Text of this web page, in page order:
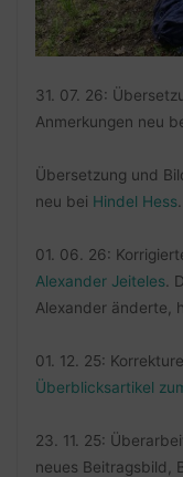
31. 07. 26:
Anmerkungen neu
Übersetzung und
neu bei Hindel Hess
01. 06. 26:
Alexander Jeiteles .
Alexander änderte,
01. 12. 25:
Überblicksartikel
23. 11. 25:
neues Beitragsbild,